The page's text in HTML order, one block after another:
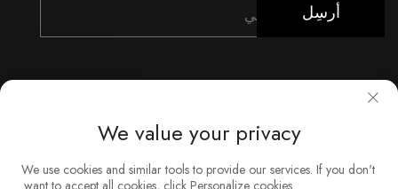
أرسِل
حقوق النشر © شركة شنغهاي Xunzhong للصناعة المحدودة.
جميع الحقوق محفوظة
We value your privacy
We use cookies and similar tools to provide our services. If you don't
want to accept all cookies, click Personalize cookies.